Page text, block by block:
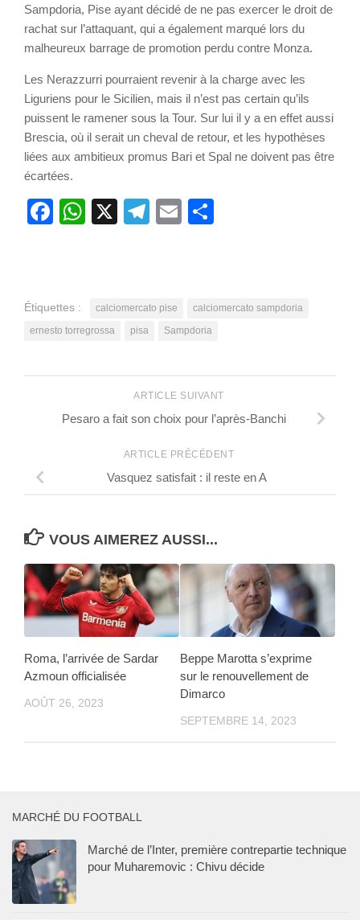
Sampdoria, Pise ayant décidé de ne pas exercer le droit de
rachat sur l’attaquant, qui a également marqué lors du
malheureux barrage de promotion perdu contre Monza.
Les Nerazzurri pourraient revenir à la charge avec les
Liguriens pour le Sicilien, mais il n’est pas certain qu’ils
puissent le ramener sous la Tour. Sur lui il y a en effet aussi
Brescia, où il serait un cheval de retour, et les hypothèses
liées aux ambitieux promus Bari et Spal ne doivent pas être
écartées.
Facebook
WhatsApp
X Telegram
Email
Étiquettes : calciomercato pise
calciomercato sampdoria
ernesto torregrossa
pisa Sampdoria
ARTICLE SUIVANT
Pesaro a fait son choix pour l’après-Banchi
ARTICLE PRÉCÉDENT
Vasquez satisfait : il reste en A
VOUS AIMEREZ AUSSI...
Roma, l’arrivée de Sardar
Azmoun officialisée
AOÛT 26, 2023
Beppe Marotta s’exprime
sur le renouvellement de
Dimarco
SEPTEMBRE 14, 2023
MARCHÉ DU FOOTBALL
Marché de l’Inter, première contrepartie technique
pour Muharemovic : Chivu décide